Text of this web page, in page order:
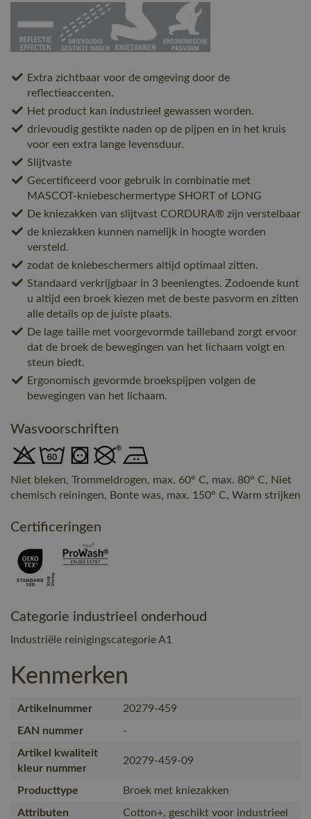
Extra zichtbaar voor de omgeving door de
reflectieaccenten.
Het product kan industrieel gewassen worden.
drievoudig gestikte naden op de pijpen en in het kruis
voor een extra lange levensduur.
Slijtvaste
Gecertificeerd voor gebruik in combinatie met
MASCOT-kniebeschermertype SHORT of LONG
De kniezakken van slijtvast CORDURA® zijn verstelbaar
de kniezakken kunnen namelijk in hoogte worden
versteld.
zodat de kniebeschermers altijd optimaal zitten.
Standaard verkrijgbaar in 3 beenlengtes. Zodoende kunt
u altijd een broek kiezen met de beste pasvorm en zitten
alle details op de juiste plaats.
De lage taille met voorgevormde tailleband zorgt ervoor
dat de broek de bewegingen van het lichaam volgt en
steun biedt.
Ergonomisch gevormde broekspijpen volgen de
bewegingen van het lichaam.
Wasvoorschriften
Niet bleken, Trommeldrogen, max. 60° C, max. 80° C, Niet
chemisch reiningen, Bonte was, max. 150° C, Warm strijken
Certificeringen
Categorie industrieel onderhoud
Industriële reinigingscategorie A1
Kenmerken
Artikelnummer
20279-459
EAN nummer
-
Artikel kwaliteit
kleur nummer
20279-459-09
Producttype
Broek met kniezakken
Attributen
Cotton+, geschikt voor industrieel